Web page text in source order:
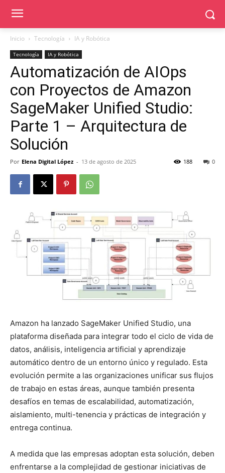
Inicio Tecnología IA y Robótica
Tecnología IA y Robótica
Automatización de AIOps
con Proyectos de Amazon
SageMaker Unified Studio:
Parte 1 – Arquitectura de
Solución
Por Elena Digital López - 13 de agosto de 2025 0
188
Amazon ha lanzado SageMaker Unified Studio, una
plataforma diseñada para integrar todo el ciclo de vida de
datos, análisis, inteligencia artificial y aprendizaje
automático dentro de un entorno único y regulado. Esta
evolución permite a las organizaciones unificar sus flujos
de trabajo en estas áreas, aunque también presenta
desafíos en temas de escalabilidad, automatización,
aislamiento, multi-tenencia y prácticas de integración y
entrega continua.
A medida que las empresas adoptan esta solución, deben
enfrentarse a la complejidad de gestionar iniciativas de